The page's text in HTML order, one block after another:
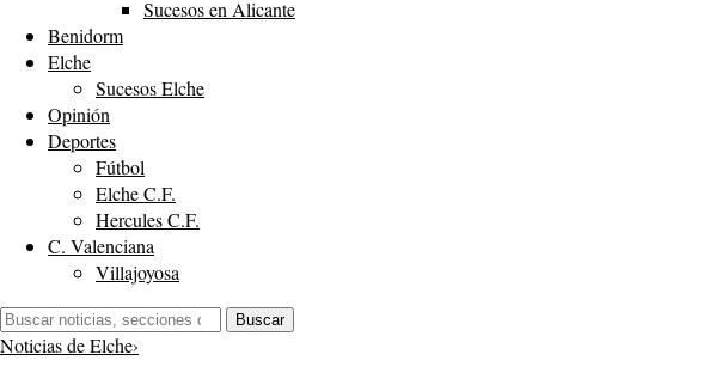
Sucesos en Alicante
Benidorm
Elche
Sucesos Elche
Opinión
Deportes
Fútbol
Elche C.F.
Hercules C.F.
C. Valenciana
Villajoyosa
Buscar:
Buscar
Noticias de Elche›